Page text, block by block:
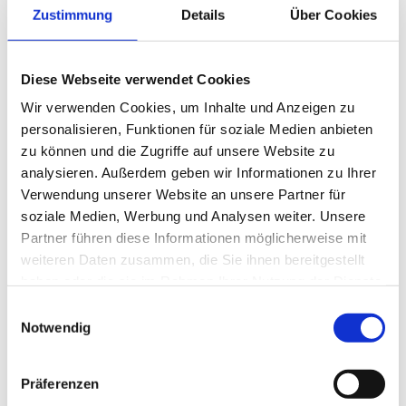
Zustimmung Details Über Cookies
Diese Webseite verwendet Cookies
Wir verwenden Cookies, um Inhalte und Anzeigen zu
personalisieren, Funktionen für soziale Medien anbieten
zu können und die Zugriffe auf unsere Website zu
analysieren. Außerdem geben wir Informationen zu Ihrer
Verwendung unserer Website an unsere Partner für
soziale Medien, Werbung und Analysen weiter. Unsere
Partner führen diese Informationen möglicherweise mit
weiteren Daten zusammen, die Sie ihnen bereitgestellt
Notwendig
Präferenzen
Mit Schilken und Clubfreund Dr. Axel Ruetz, bis
(heute Sprecher des Medizinisch-
Wissenschaftlichen Beirats des
Bundesverbandes Poliomyelitis e. V.) sowie Polio-
Chair des Distriktes 1810, gingen die jungen
Orthopädietechniker auf Reisen zu Patienten mit
Kinderlähmung in die Peripherie der Region
Abuja. Auch am Wochenende untersuchten die
Fachleute Polio-Patientinnen und -Patienten –
zeigte sich: Für viele von Lähmung stark
Hilfsmittel wenig alltagstauglich. Diese
Menschen brauchen Rollstühle. Das führte dazu,